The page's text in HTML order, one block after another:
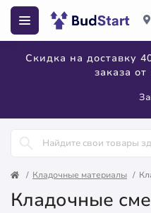
Скидка на доставку
заказа
Кладочные материалы
Кладочные